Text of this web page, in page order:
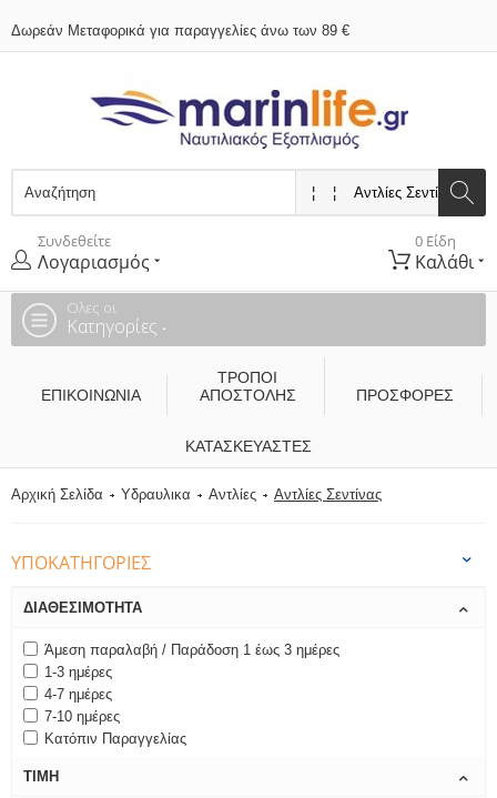
Δωρεάν Μεταφορικά για παραγγελίες άνω των 89 €
Συνδεθείτε
Λογαριασμός
0 Είδη
Καλάθι
Ολες οι
Κατηγορίες
ΕΠΙΚΟΙΝΩΝΊΑ
ΤΡΌΠΟΙ
ΑΠΟΣΤΟΛΉΣ
ΠΡΟΣΦΟΡΕΣ
ΚΑΤΑΣΚΕΥΑΣΤΈΣ
Αρχική Σελίδα Υδραυλικα Αντλίες Αντλίες Σεντίνας
ΥΠΟΚΑΤΗΓΟΡΊΕΣ
ΔΙΑΘΕΣΙΜΌΤΗΤΑ
Άμεση παραλαβή / Παράδοση 1 έως 3 ημέρες
1-3 ημέρες
4-7 ημέρες
7-10 ημέρες
Κατόπιν Παραγγελίας
ΤΙΜΉ